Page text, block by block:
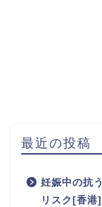
最近の投稿
妊娠中の抗
リスク[香港]